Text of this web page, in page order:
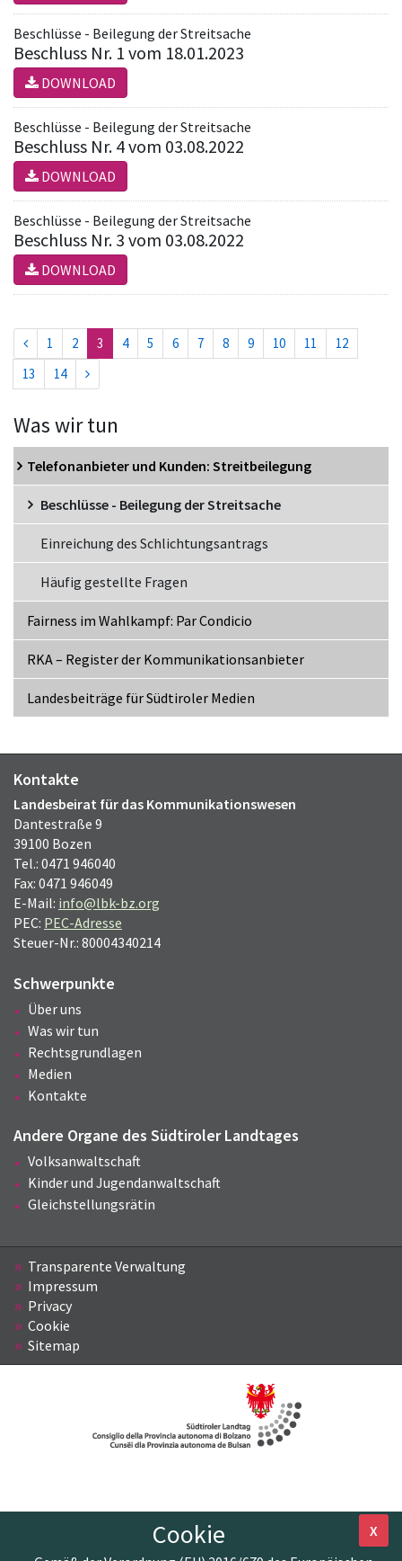
Beschlüsse - Beilegung der Streitsache
Beschluss Nr. 1 vom 18.01.2023
DOWNLOAD
Beschlüsse - Beilegung der Streitsache
Beschluss Nr. 4 vom 03.08.2022
DOWNLOAD
Beschlüsse - Beilegung der Streitsache
Beschluss Nr. 3 vom 03.08.2022
DOWNLOAD
1 2 3 (current)
4 5 6 7 8 9 10 11
12
13
14
Was wir tun
Telefonanbieter und Kunden: Streitbeilegung
Beschlüsse - Beilegung der Streitsache
Einreichung des Schlichtungsantrags
Häufig gestellte Fragen
Fairness im Wahlkampf: Par Condicio
RKA – Register der Kommunikationsanbieter
Landesbeiträge für Südtiroler Medien
Kontakte
Landesbeirat für das Kommunikationswesen
Dantestraße 9
39100 Bozen
Tel.: 0471 946040
Fax: 0471 946049
E-Mail: info@lbk-bz.org
PEC: PEC-Adresse
Steuer-Nr.: 80004340214
Schwerpunkte
Über uns
Was wir tun
Rechtsgrundlagen
Medien
Kontakte
Andere Organe des Südtiroler Landtages
Volksanwaltschaft
Kinder und Jugendanwaltschaft
Gleichstellungsrätin
Transparente Verwaltung
Impressum
Privacy
Cookie
Sitemap
X
Cookie